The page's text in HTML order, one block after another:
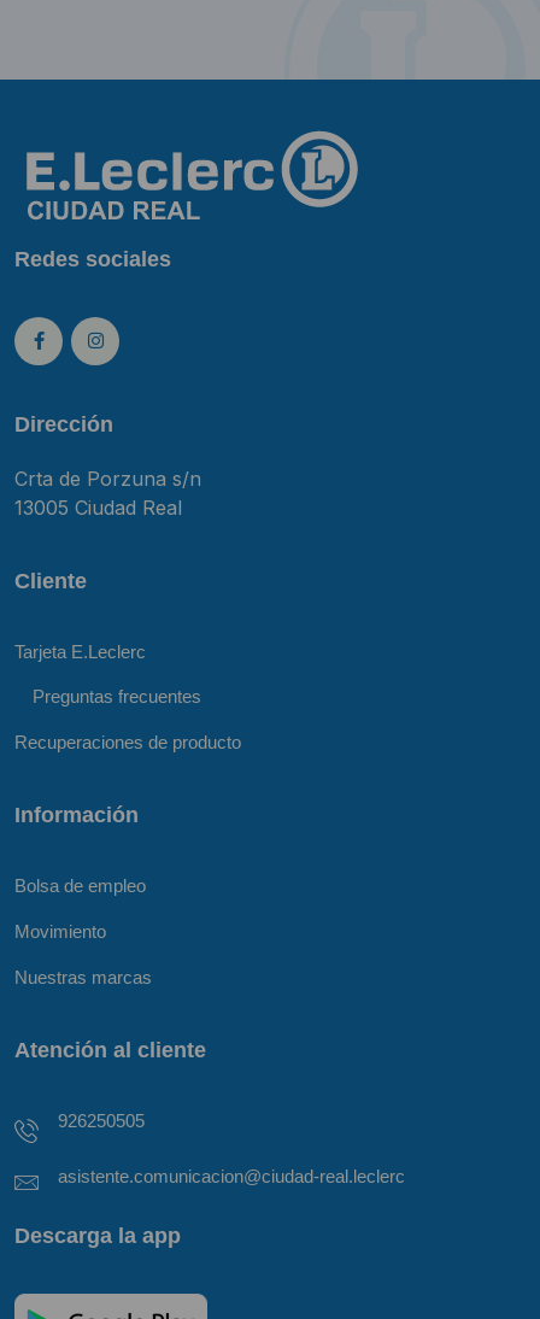
Redes sociales
Dirección
Crta de Porzuna s/n
13005 Ciudad Real
Cliente
Tarjeta E.Leclerc
Preguntas frecuentes
Recuperaciones de producto
Información
Bolsa de empleo
Movimiento
Nuestras marcas
Atención al cliente
926250505
asistente.comunicacion@ciudad-real.leclerc
Descarga la app